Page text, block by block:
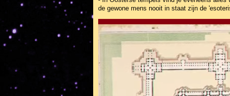
de gewone mens nooit in staat zijn de